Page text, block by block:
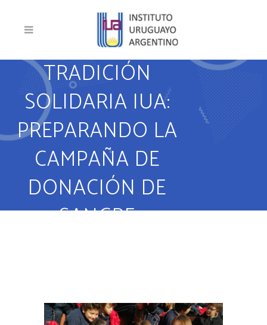
TRADICIÓN
SOLIDARIA IUA:
PREPARANDO LA
CAMPAÑA DE
DONACIÓN DE
SANGRE